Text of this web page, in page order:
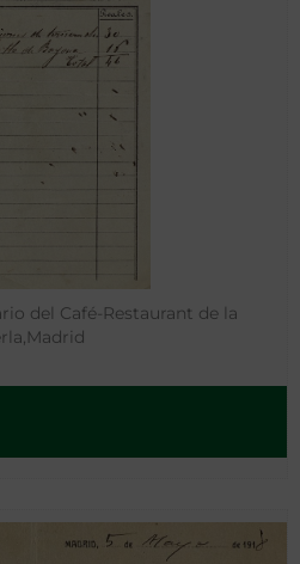
del Café-Restaurant de la